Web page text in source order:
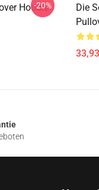
Hoodie
-20%
Die